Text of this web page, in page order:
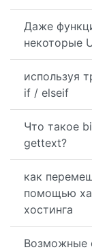
Даже
некоторые
используя
if / elseif
Что такое
gettext?
как
помощью
хостинга
Возможные